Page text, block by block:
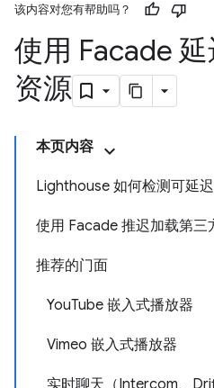
该内容对您有帮助吗？
使用 Facade
资源
本页内容
Lighthouse 如何检测可延
使用 Facade 推迟加载第三
推荐的门面
YouTube 嵌入式播放器
Vimeo 嵌入式播放器
实时聊天（Intercom、